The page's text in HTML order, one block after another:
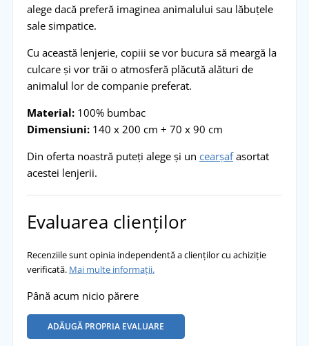
alege dacă preferă imaginea animalului sau lăbuțele
sale simpatice.
Cu această lenjerie, copiii se vor bucura să meargă la
culcare și vor trăi o atmosferă plăcută alături de
animalul lor de companie preferat.
Material:100% bumbac
Dimensiuni:140 x 200 cm + 70 x 90 cm
Din oferta noastră puteți alege și un cearșafasortat
acestei lenjerii.
Evaluarea clienților
Recenziile sunt opinia independentă a clienților cu achiziție
verificată. Mai multe informații.
Până acum nicio părere
ADĂUGĂ PROPRIA EVALUARE